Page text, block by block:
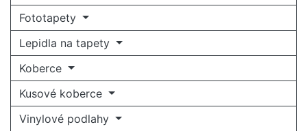
Fototapety
Lepidla na tapety
Koberce
Kusové koberce
Vinylové podlahy